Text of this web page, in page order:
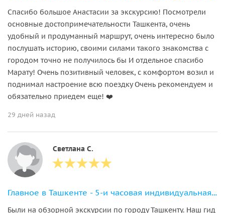
Спасибо большое Анастасии за экскурсию! Посмотрели
основные достопримечательности Ташкента, очень
удобный и продуманный маршрут, очень интересно было
послушать историю, своими силами такого знакомства с
городом точно не получилось бы И отдельное спасибо
Марату! Очень позитивный человек, с комфортом возил и
поднимал настроение всю поездку Очень рекомендуем и
обязательно приедем еще! ❤️
29 дней назад
Светлана С.
Главное в Ташкенте - 5-и часовая индивидуальная экскурсия
Были на обзорной экскурсии по городу Ташкенту. Наш гид